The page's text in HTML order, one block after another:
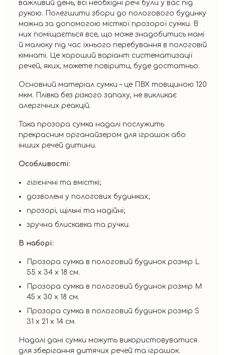
важливий день, всі необхідні речі були у вас під
рукою. Полегшити збори до пологового будинку
можна за допомогою місткої прозорої сумки. В
них поміщається все, що може знадобитись мамі
й малюку під час їхнього перебування в пологовій
кімнаті. Це хороший варіант систематизації
речей, яких, можете повірити, буде достатньо.
Основний матеріал сумки – це ПВХ товщиною 120
мкм. Плівка без різкого запаху, не викликає
алергічних реакцій.
Така прозора сумка надалі послужить
прекрасним органайзером для іграшок або
інших речей дитини.
Особливості:
гігієнічні та вмісткі;
дозволені у пологових будинках;
прозорі, щільні та надійні;
зручна блискавка та ручки.
В наборі:
Прозора сумка в пологовий будинок розмір L
55 х 34 х 18 см.
Прозора сумка в пологовий будинок розмір М
45 х 30 х 18 см.
Прозора сумка в пологовий будинок розмір S
31 х 21 х 14 см.
Надалі дані сумки можуть використовуватися
для зберігання дитячих речей та іграшок.